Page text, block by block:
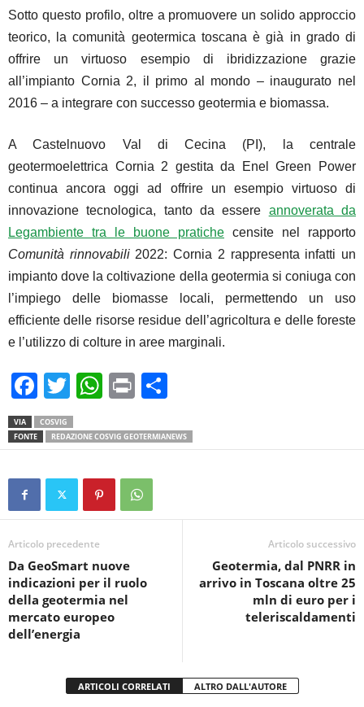
Sotto questo profilo, oltre a promuovere un solido approccio
teorico, la comunità geotermica toscana è già in grado di
offrire un virtuoso esempio di ibridizzazione grazie
all’impianto Cornia 2, il primo al mondo – inaugurato nel
2016 – a integrare con successo geotermia e biomassa.
A Castelnuovo Val di Cecina (PI), la centrale
geotermoelettrica Cornia 2 gestita da Enel Green Power
continua ancora oggi ad offrire un esempio virtuoso di
innovazione tecnologica, tanto da essere annoverata da
Legambiente tra le buone pratiche censite nel rapporto
Comunità rinnovabili 2022: Cornia 2 rappresenta infatti un
impianto dove la coltivazione della geotermia si coniuga con
l’impiego delle biomasse locali, permettendo un uso
efficiente delle risorse residue dell’agricoltura e delle foreste
e l’utilizzo di colture in aree marginali.
F
a
c
b
o
o
k
T
wi
tt
W
at
A
p
Pr
t
n
di
VIA
COSVIG
FONTE
REDAZIONE COSVIG GEOTERMIANEWS
Articolo precedente
Da GeoSmart nuove
indicazioni per il ruolo
della geotermia nel
mercato europeo
dell’energia
Articolo successivo
Geotermia, dal PNRR in
arrivo in Toscana oltre 25
mln di euro per i
teleriscaldamenti
ARTICOLI CORRELATI ALTRO DALL'AUTORE